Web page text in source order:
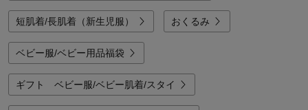
短肌着/長肌着（新生児服） おくるみ
ベビー服/ベビー用品福袋
ギフト ベビー服/ベビー肌着/スタイ